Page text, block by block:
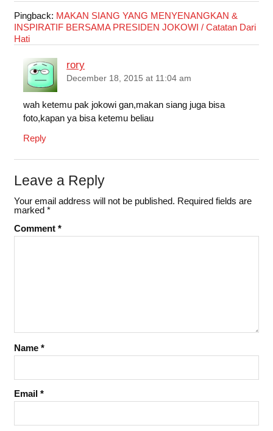
Pingback: MAKAN SIANG YANG MENYENANGKAN &
INSPIRATIF BERSAMA PRESIDEN JOKOWI / Catatan Dari
Hati
rory
December 18, 2015 at 11:04 am
wah ketemu pak jokowi gan,makan siang juga bisa
foto,kapan ya bisa ketemu beliau
Reply
Leave a Reply
Your email address will not be published. Required fields are
marked *
Comment *
Name *
Email *